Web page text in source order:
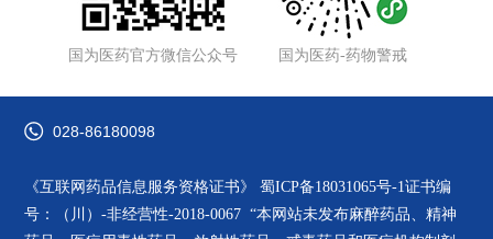
国为医药官方微信公众号 国为医药-药物警戒
028-86180098
《互联网药品信息服务资格证书》蜀ICP备18031065号-1证书编
号：（川）-非经营性-2018-0067 “本网站未发布麻醉药品、精神